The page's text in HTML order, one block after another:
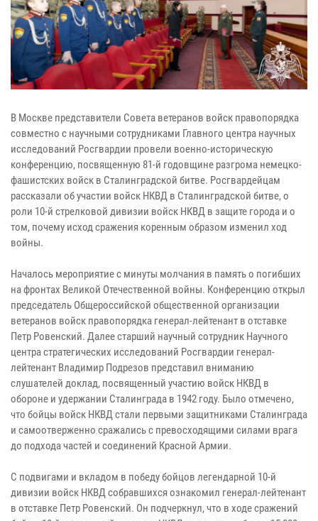
В Москве представители Совета ветеранов войск правопорядка
совместно с научными сотрудниками Главного центра научных
исследований Росгвардии провели военно-историческую
конференцию, посвященную 81-й годовщине разгрома немецко-
фашистских войск в Сталинградской битве. Росгвардейцам
рассказали об участии войск НКВД в Сталинградской битве, о
роли 10-й стрелковой дивизии войск НКВД в защите города и о
том, почему исход сражения коренным образом изменил ход
войны.
Началось мероприятие с минуты молчания в память о погибших
на фронтах Великой Отечественной войны. Конференцию открыл
председатель Общероссийской общественной организации
ветеранов войск правопорядка генерал-лейтенант в отставке
Петр Ровенский. Далее старший научный сотрудник Научного
центра стратегических исследований Росгвардии генерал-
лейтенант Владимир Подрезов представил вниманию
слушателей доклад, посвященный участию войск НКВД в
обороне и удержании Сталинграда в 1942 году. Было отмечено,
что бойцы войск НКВД стали первыми защитниками Сталинграда
и самоотверженно сражались с превосходящими силами врага
до подхода частей и соединений Красной Армии.
С подвигами и вкладом в победу бойцов легендарной 10-й
дивизии войск НКВД собравшихся ознакомил генерал-лейтенант
в отставке Петр Ровенский. Он подчеркнул, что в ходе сражений